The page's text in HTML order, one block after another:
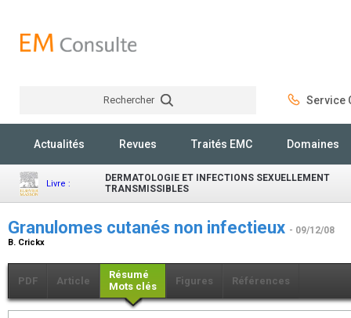
Rechercher Service
Actualités Revues Traités EMC Domaines
Livre :
DERMATOLOGIE ET INFECTIONS SEXUELLEMENT
TRANSMISSIBLES
Granulomes cutanés non infectieux - 09/12/08
B. Crickx
PDF Article
Résumé
Mots clés
Figures Références